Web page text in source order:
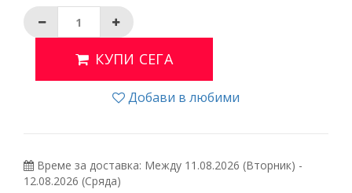
КУПИ СЕГА
Добави в любими
Време за доставка: Между 11.08.2026 (Вторник) -
12.08.2026 (Сряда)